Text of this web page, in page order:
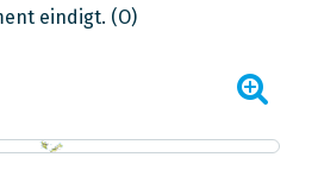
eindigt. (O)